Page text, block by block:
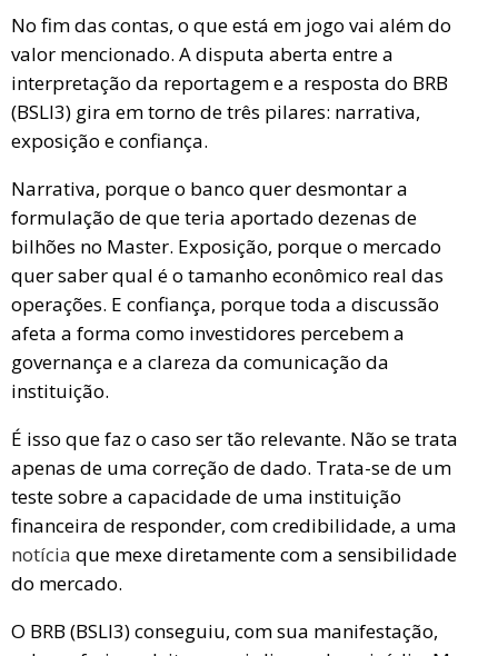
No fim das contas, o que está em jogo vai além do
valor mencionado. A disputa aberta entre a
interpretação da reportagem e a resposta do BRB
(BSLI3) gira em torno de três pilares: narrativa,
exposição e confiança.
Narrativa, porque o banco quer desmontar a
formulação de que teria aportado dezenas de
bilhões no Master. Exposição, porque o mercado
quer saber qual é o tamanho econômico real das
operações. E confiança, porque toda a discussão
afeta a forma como investidores percebem a
governança e a clareza da comunicação da
instituição.
É isso que faz o caso ser tão relevante. Não se trata
apenas de uma correção de dado. Trata-se de um
teste sobre a capacidade de uma instituição
financeira de responder, com credibilidade, a uma
notícia que mexe diretamente com a sensibilidade
do mercado.
O BRB (BSLI3) conseguiu, com sua manifestação,